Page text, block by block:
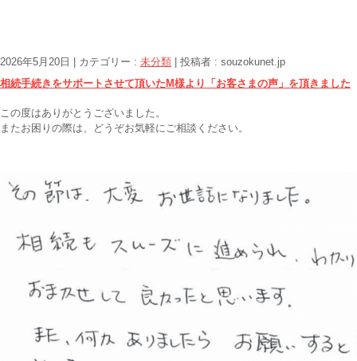
2026年5月20日 | カテゴリー : 未分類 | 投稿者 : souzokunet.jp
相続手続きをサポートさせて頂いたM様より「お客さまの声」を頂きました
この度はありがとうございました。
またお困りの際は、どうぞお気軽にご相談ください。